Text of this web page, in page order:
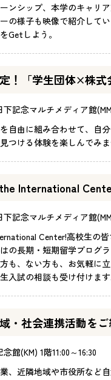
ンシップ、本学のキャリ
の様子も映像で紹介して
Getしよう。
！「学生団体×株
下記念マルチメディア館
自由に組み合わせて、自
つける体験を楽しんでみ
International
下記念マルチメディア館
Center!高校生の
の長期・短期留学プログ
も、ない方も、お気軽に立
入試の相談も受け付けます
・社会連携活動を
念館(KM) 1階11:00～16:30
、近隣地域や市役所など